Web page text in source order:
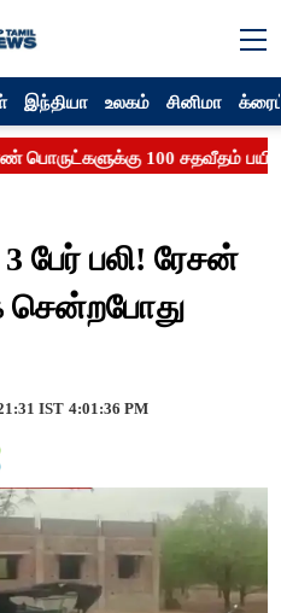
இந்தியா உலகம் சினிமா
3 பேர் பலி! ரேசன்
சென்றபோது
IST 4:01:36 PM